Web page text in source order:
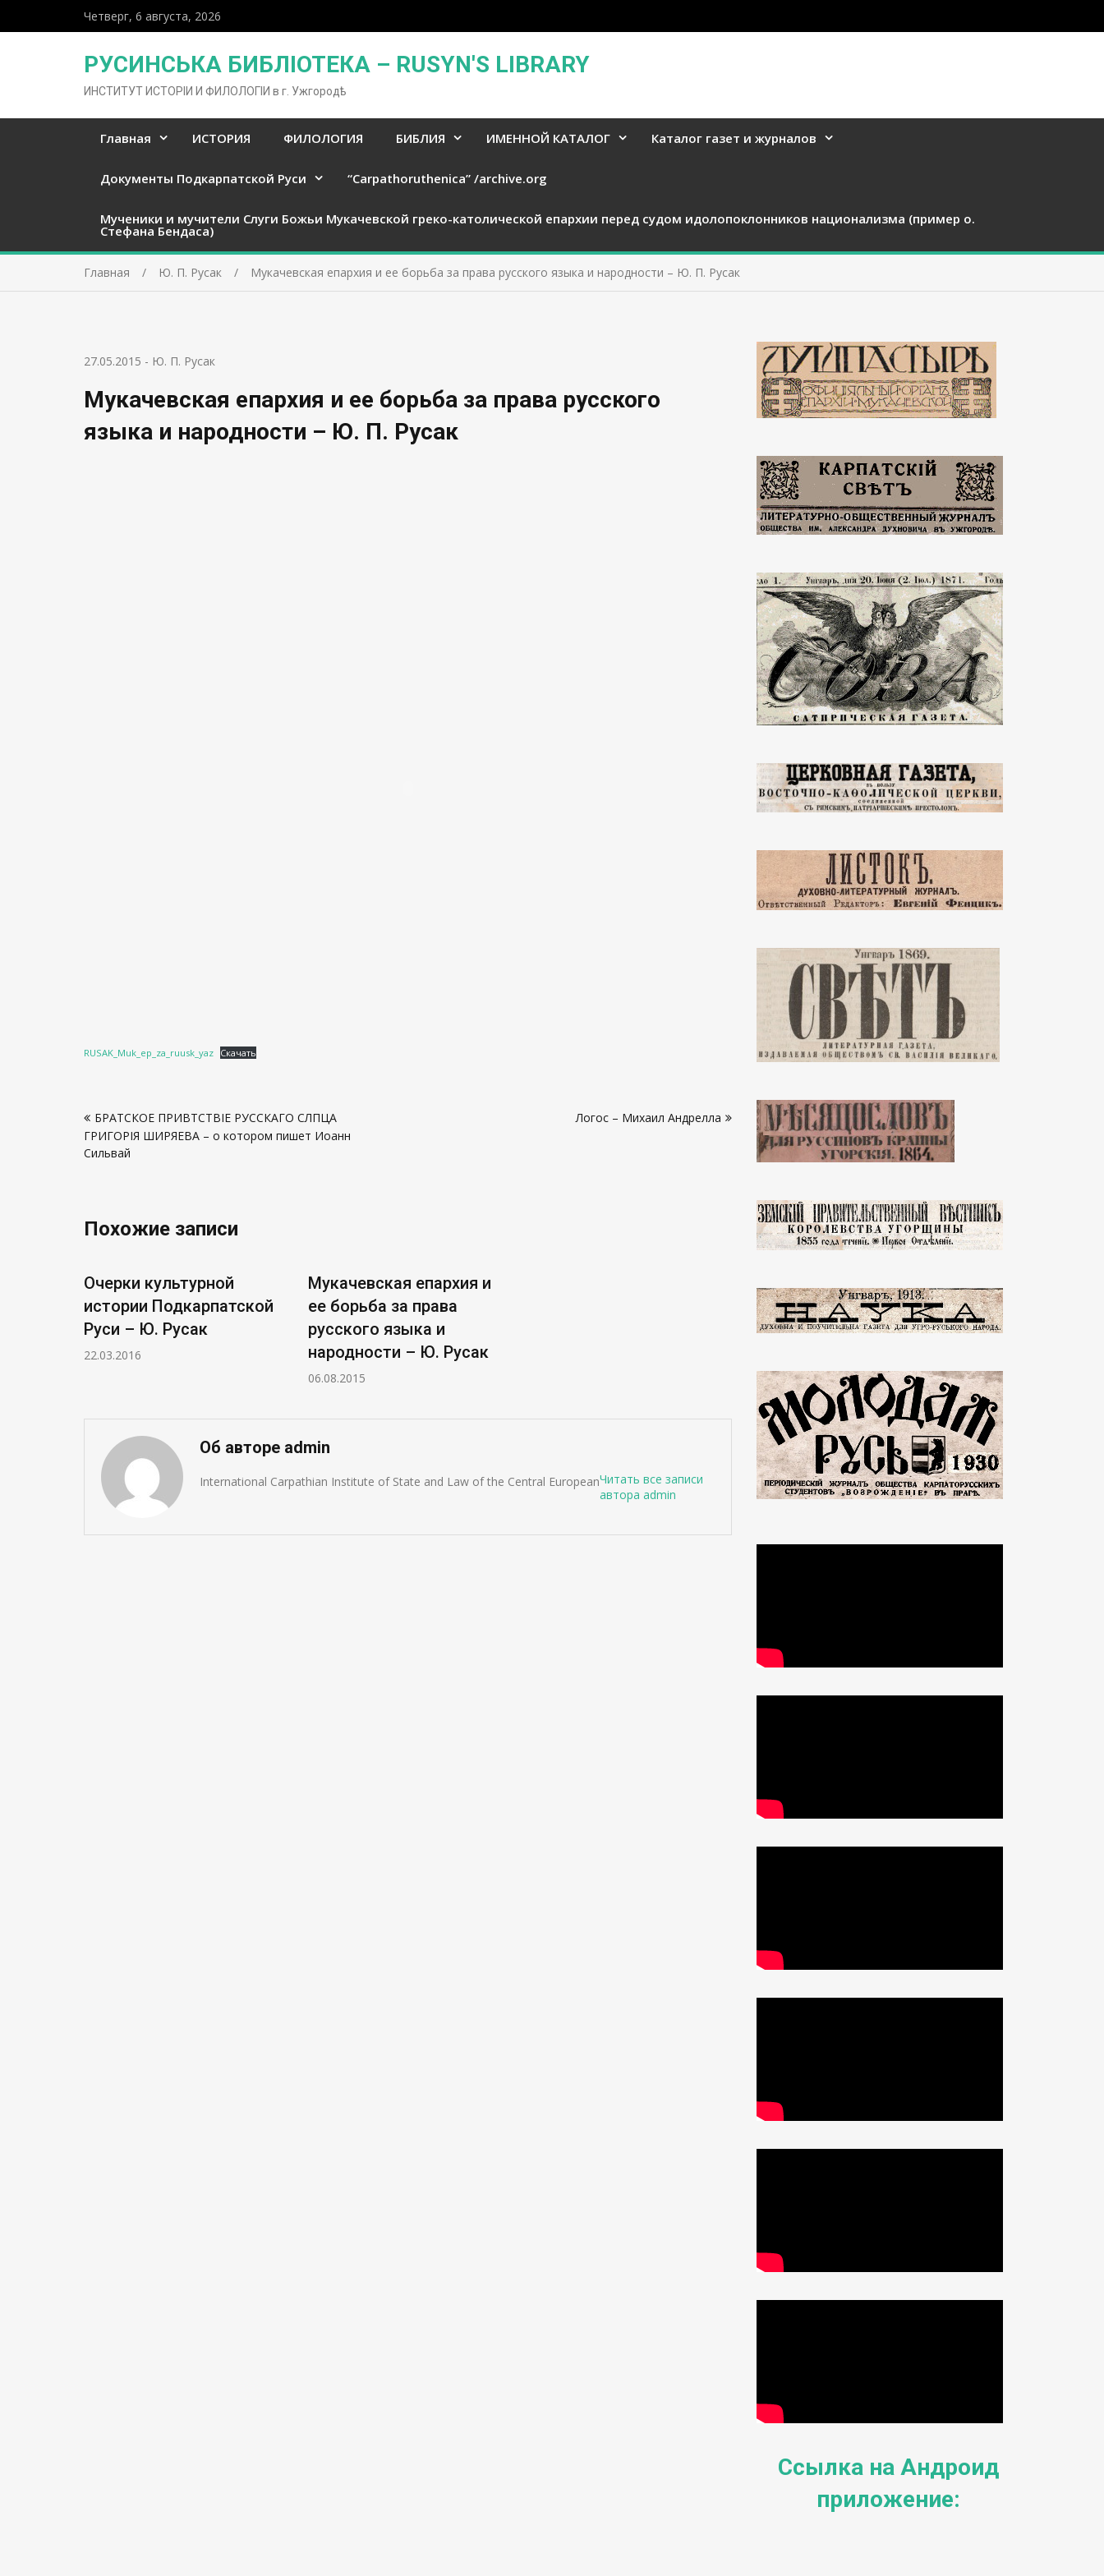
Четверг, 6 августа, 2026
РУСИНСЬКА БИБЛІОТЕКА – RUSYN'S LIBRARY
ИНСТИТУТ ИСТОРІИ И ФИЛОЛОГІИ в г. Ужгородѣ
Главная ИСТОРИЯ ФИЛОЛОГИЯ БИБЛИЯ ИМЕННОЙ КАТАЛОГ Каталог газет и журналов
Документы Подкарпатской Руси “Carpathoruthenica” /archive.org
Мученики и мучители Слуги Божьи Мукачевской греко-католической епархии перед судом идолопоклонников национализма (пример о.
Стефана Бендаса)
Главная Ю. П. Русак Мукачевская епархия и ее борьба за права русского языка и народности – Ю. П. Русак
27.05.2015 - Ю. П. Русак
Мукачевская епархия и ее борьба за права русского
языка и народности – Ю. П. Русак
RUSAK_Muk_ep_za_ruusk_yaz Скачать
по
записям
БРАТСКОЕ ПРИВѢТСТВІЕ РУССКАГО СЛѢПЦА
ГРИГОРІЯ ШИРЯЕВА – о котором пишет Иоанн
Сильвай
Логос – Михаил Андрелла
Похожие записи
Очерки культурной
истории Подкарпатской
Руси – Ю. Русак
22.03.2016
Мукачевская епархия и
ее борьба за права
русского языка и
народности – Ю. Русак
06.08.2015
Об авторе admin
International Carpathian Institute of State and Law of the Central EuropeanЧитать все записи
автора admin
Ссылка на Андроид
приложение: